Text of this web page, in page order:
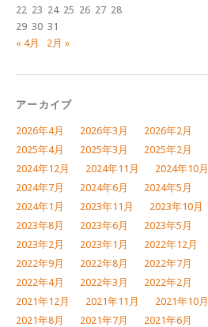
22 23 24 25 26 27 28
29 30 31
« 4月
2月 »
アーカイブ
2026年4月 2026年3月 2026年2月
2025年4月
2025年3月 2025年2月
2024年12月
2024年11月 2024年10月
2024年7月
2024年6月 2024年5月
2024年1月
2023年11月 2023年10月
2023年8月
2023年6月 2023年5月
2023年2月
2023年1月 2022年12月
2022年9月
2022年8月 2022年7月
2022年4月
2022年3月 2022年2月
2021年12月
2021年11月 2021年10月
2021年8月
2021年7月 2021年6月